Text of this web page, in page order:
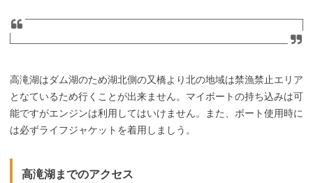
高滝湖はダム湖のため湖北側の又橋より北の地域は禁漁禁止エリア
となているため行くことが出来ません。マイボートの持ち込みは可
能ですがエンジンは利用してはいけません。また、ボート使用時に
は必ずライフジャケットを着用しましう。
高滝湖までのアクセス